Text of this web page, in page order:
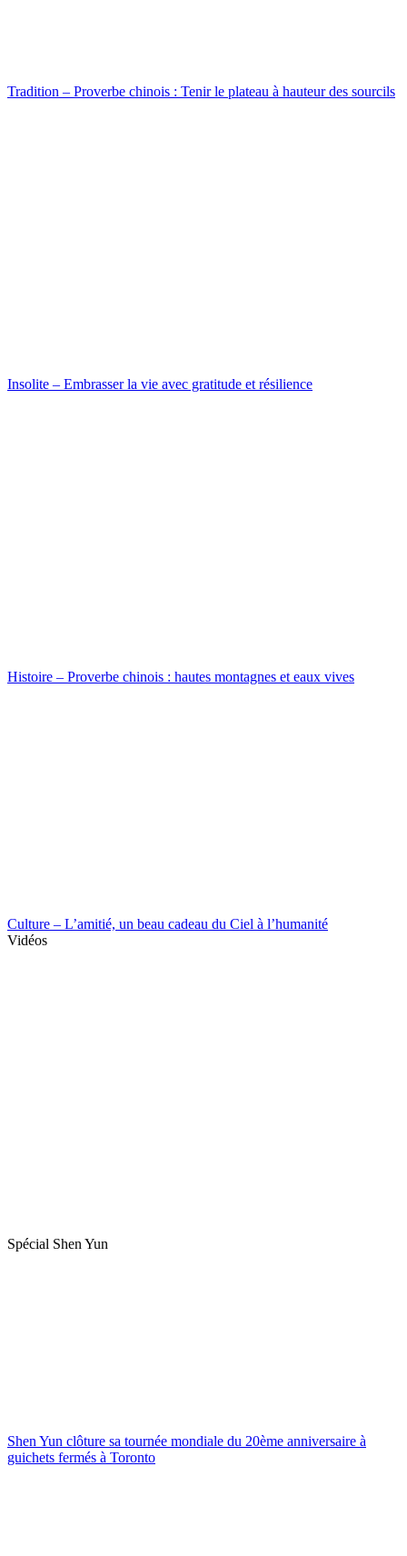
Tradition – Proverbe chinois : Tenir le plateau à hauteur des sourcils
Insolite – Embrasser la vie avec gratitude et résilience
Histoire – Proverbe chinois : hautes montagnes et eaux vives
Culture – L’amitié, un beau cadeau du Ciel à l’humanité
Vidéos
Spécial Shen Yun
Shen Yun clôture sa tournée mondiale du 20ème anniversaire à
guichets fermés à Toronto